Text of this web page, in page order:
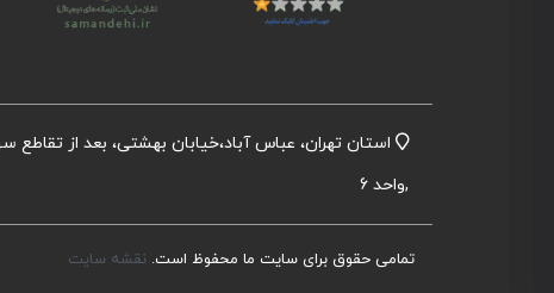
,واحد 6
تمامی حقوق برای سایت ما محفوظ است. نقشه سایت